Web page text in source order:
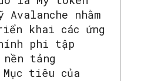
Avalanche nhằm
khai các ứng
phi tập
tảng
tiêu của